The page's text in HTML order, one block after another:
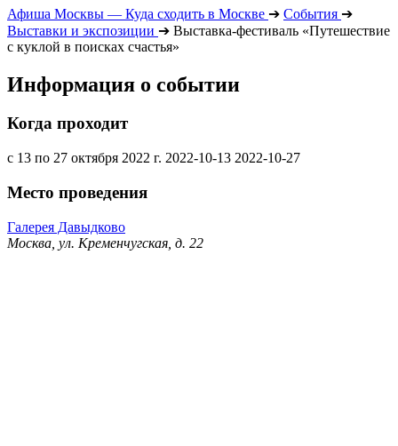
Афиша Москвы — Куда сходить в Москве ➔ События ➔
Выставки и экспозиции ➔ Выставка-фестиваль «Путешествие
с куклой в поисках счастья»
Информация о событии
Когда проходит
с 13 по 27 октября 2022 г. 2022-10-13 2022-10-27
Место проведения
Галерея Давыдково
Москва, ул. Кременчугская, д. 22